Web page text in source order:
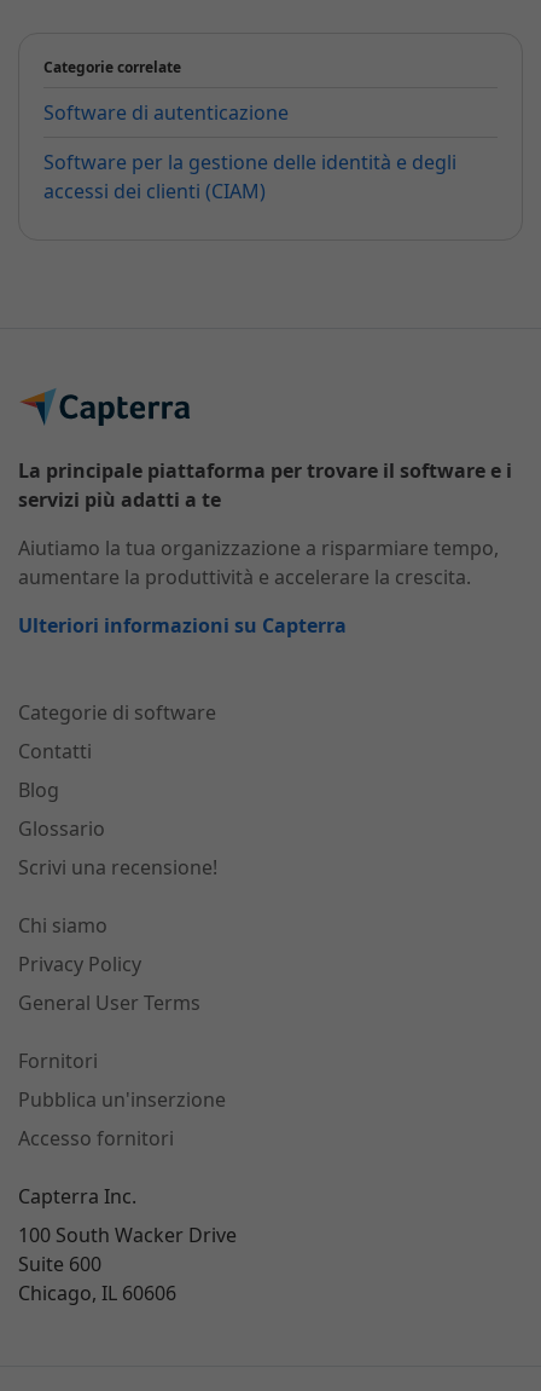
Categorie correlate
Software di autenticazione
Software per la gestione delle identità e degli
accessi dei clienti (CIAM)
La principale piattaforma per trovare il software e i
servizi più adatti a te
Aiutiamo la tua organizzazione a risparmiare tempo,
aumentare la produttività e accelerare la crescita.
Ulteriori informazioni su Capterra
Categorie di software
Contatti
Blog
Glossario
Scrivi una recensione!
Chi siamo
Privacy Policy
General User Terms
Fornitori
Pubblica un'inserzione
Accesso fornitori
Capterra Inc.
100 South Wacker Drive
Suite 600
Chicago, IL 60606